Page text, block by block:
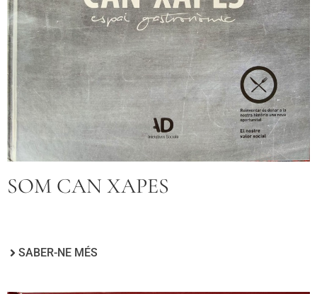
SOM CAN XAPES
SABER-NE MÉS